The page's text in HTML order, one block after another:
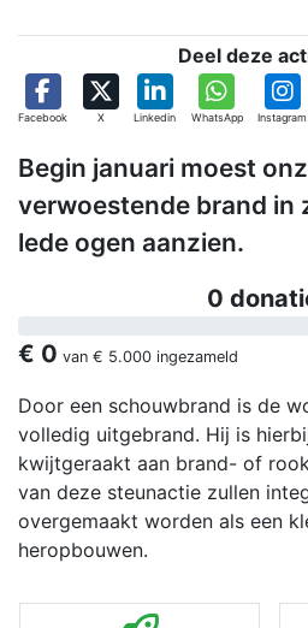
Deel deze
Facebook X Linkedin WhatsApp Instagram
Begin januari moest
verwoestende brand in
lede ogen aanzien.
0
€ 0 van € 5.000 ingezameld
Door een schouwbrand is de
volledig uitgebrand. Hij is
kwijtgeraakt aan brand- of
van deze steunactie zullen
overgemaakt worden als een
heropbouwen.